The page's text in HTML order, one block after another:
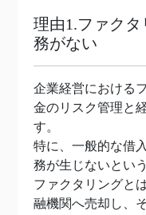
理由1.ファク
務がない
企業経営における
金のリスク管理と
す。
特に、一般的な借
務が生じないとい
ファクタリングと
融機関へ売却し、